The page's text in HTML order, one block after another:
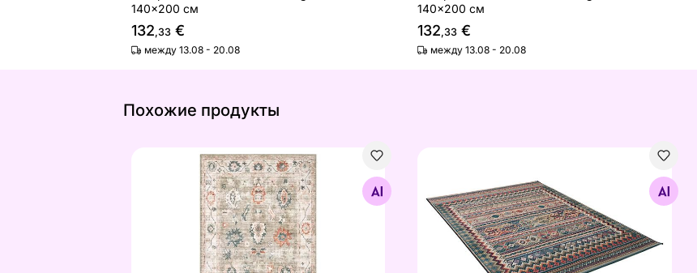
140x200 см
132,33 €
между 13.08 - 20.08
140x200 см
132,33 €
между 13.08 - 20.08
Похожие продукты
Ковер Ziegler 03 160x230 см
Найдите похожие Найдите похожие